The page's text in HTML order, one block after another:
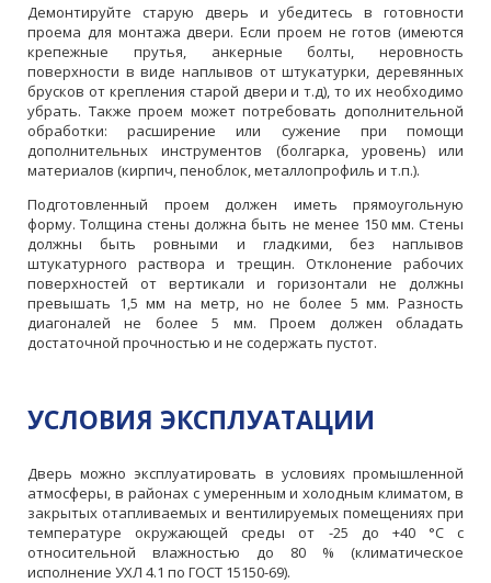
Демонтируйте старую дверь и убедитесь в готовности
проема для монтажа двери. Если проем не готов (имеются
крепежные прутья, анкерные болты, неровность
поверхности в виде наплывов от штукатурки, деревянных
брусков от крепления старой двери и т.д), то их необходимо
убрать. Также проем может потребовать дополнительной
обработки: расширение или сужение при помощи
дополнительных инструментов (болгарка, уровень) или
материалов (кирпич, пеноблок, металлопрофиль и т.п.).
Подготовленный проем должен иметь прямоугольную
форму. Толщина стены должна быть не менее 150 мм. Стены
должны быть ровными и гладкими, без наплывов
штукатурного раствора и трещин. Отклонение рабочих
поверхностей от вертикали и горизонтали не должны
превышать 1,5 мм на метр, но не более 5 мм. Разность
диагоналей не более 5 мм. Проем должен обладать
достаточной прочностью и не содержать пустот.
УСЛОВИЯ ЭКСПЛУАТАЦИИ
Дверь можно эксплуатировать в условиях промышленной
атмосферы, в районах с умеренным и холодным климатом, в
закрытых отапливаемых и вентилируемых помещениях при
температуре окружающей среды от -25 до +40 °C с
относительной влажностью до 80 % (климатическое
исполнение УХЛ 4.1 по ГОСТ 15150-69).